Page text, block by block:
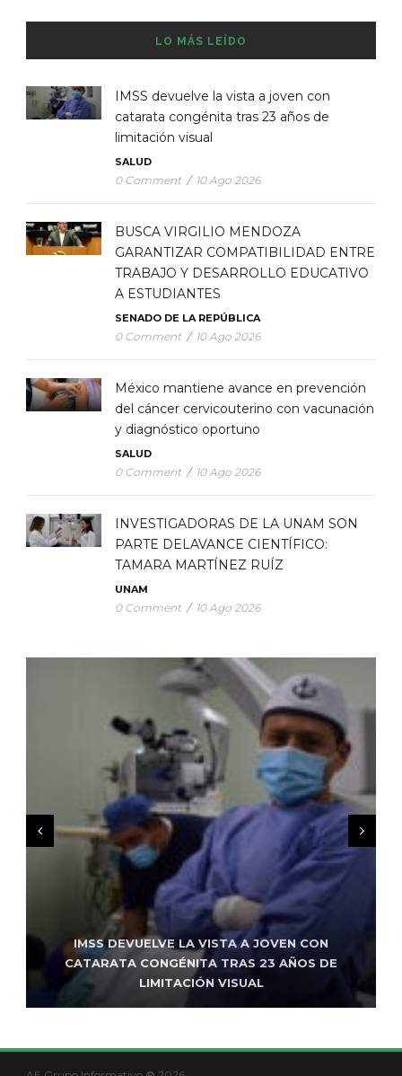
LO MÁS LEÍDO
IMSS devuelve la vista a joven con
catarata congénita tras 23 años de
limitación visual
SALUD
0 Comment / 10 Ago 2026
BUSCA VIRGILIO MENDOZA
GARANTIZAR COMPATIBILIDAD ENTRE
TRABAJO Y DESARROLLO EDUCATIVO
A ESTUDIANTES
SENADO DE LA REPÚBLICA
0 Comment / 10 Ago 2026
México mantiene avance en prevención
del cáncer cervicouterino con vacunación
y diagnóstico oportuno
SALUD
0 Comment / 10 Ago 2026
INVESTIGADORAS DE LA UNAM SON
PARTE DELAVANCE CIENTÍFICO:
TAMARA MARTÍNEZ RUÍZ
UNAM
0 Comment / 10 Ago 2026
IMSS DEVUELVE LA VISTA A JOVEN CON
CATARATA CONGÉNITA TRAS 23 AÑOS DE
LIMITACIÓN VISUAL
BUSCA VIRGILIO MENDOZA GARANTIZAR
COMPATIBILIDAD ENTRE TRABAJO Y
DESARROLLO EDUCATIVO A ESTUDIANTES
MÉXICO MANTIENE AVANCE EN PREVENCIÓN DEL
CÁNCER CERVICOUTERINO CON VACUNACIÓN Y
DIAGNÓSTICO OPORTUNO